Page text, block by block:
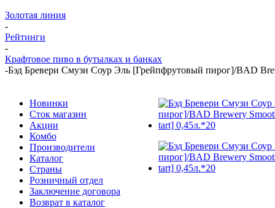
Золотая линия
-
Рейтинги
-
Крафтовое пиво в бутылках и банках
-Бэд Бревери Смузи Соур Эль [Грейпфрутовый пирог]/BAD
Новинки
Сток магазин
Акции
Комбо
Производители
Каталог
Страны
Розничный отдел
Заключение договора
Возврат в каталог